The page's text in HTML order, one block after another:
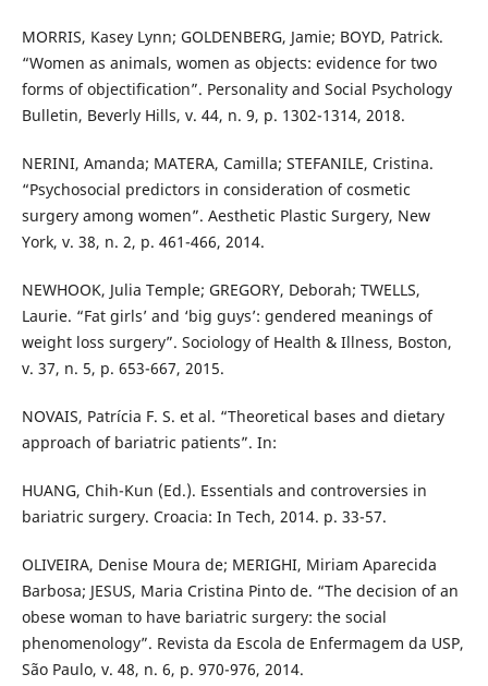
MORRIS, Kasey Lynn; GOLDENBERG, Jamie; BOYD, Patrick.
“Women as animals, women as objects: evidence for two
forms of objectification”. Personality and Social Psychology
Bulletin, Beverly Hills, v. 44, n. 9, p. 1302-1314, 2018.
NERINI, Amanda; MATERA, Camilla; STEFANILE, Cristina.
“Psychosocial predictors in consideration of cosmetic
surgery among women”. Aesthetic Plastic Surgery, New
York, v. 38, n. 2, p. 461-466, 2014.
NEWHOOK, Julia Temple; GREGORY, Deborah; TWELLS,
Laurie. “Fat girls’ and ‘big guys’: gendered meanings of
weight loss surgery”. Sociology of Health & Illness, Boston,
v. 37, n. 5, p. 653-667, 2015.
NOVAIS, Patrícia F. S. et al. “Theoretical bases and dietary
approach of bariatric patients”. In:
HUANG, Chih-Kun (Ed.). Essentials and controversies in
bariatric surgery. Croacia: In Tech, 2014. p. 33-57.
OLIVEIRA, Denise Moura de; MERIGHI, Miriam Aparecida
Barbosa; JESUS, Maria Cristina Pinto de. “The decision of an
obese woman to have bariatric surgery: the social
phenomenology”. Revista da Escola de Enfermagem da USP,
São Paulo, v. 48, n. 6, p. 970-976, 2014.